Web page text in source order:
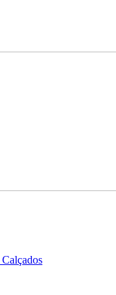
Calçados